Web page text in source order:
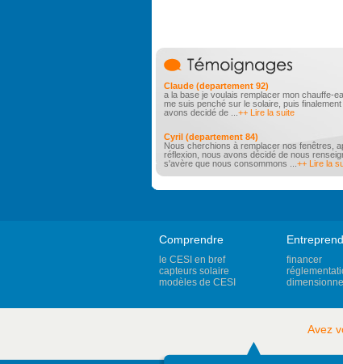
Claude (departement 92)
a la base je voulais remplacer mon chauffe-
me suis penché sur le solaire, puis
avons decidé de ... ++ Lire la suite
Cyril (departement 84)
Nous cherchions à remplacer nos fenêtres,
réflexion, nous avons décidé de nous
s'avère que nous consommons ... ++ Lire la
Comprendre
le CESI en bref
capteurs solaire
modèles de CESI
financer
Avez